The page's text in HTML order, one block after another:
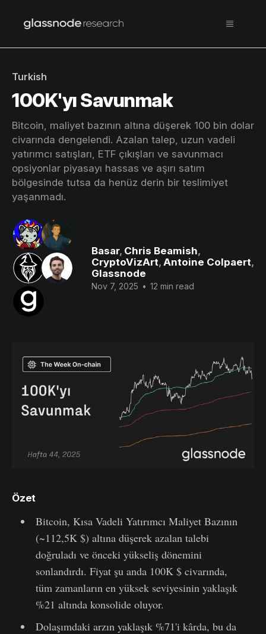
Turkish
100K'yı Savunmak
Bitcoin, maliyet bazının altına düşerek 100 bin dolar
civarında dengelendi. Azalan talep, uzun vadeli
yatırımcı satışları, ETF çıkışları ve savunmacı
opsiyonlar piyasayı hassas ve aşırı satım
bölgesinde tutsa da henüz derin bir teslimiyet
yaşanmadı.
Basar, Chris Beamish,
CryptoVizArt,Antoine Colpaert,
Glassnode
Nov 7, 2025 • 12 min read
Özet
Bitcoin, Kısa Vadeli Yatırımcı Maliyet Bazının
(~112,5K $) altına düşerek azalan talebi
doğruladı ve önceki yükseliş dönemini
sonlandırdı. Fiyat şu anda 100K $ civarında,
tüm zamanların en yüksek seviyesinin yaklaşık
%21 altında konsolide oluyor.
Dolaşımdaki arzın yaklaşık %71'i kârda, bu da